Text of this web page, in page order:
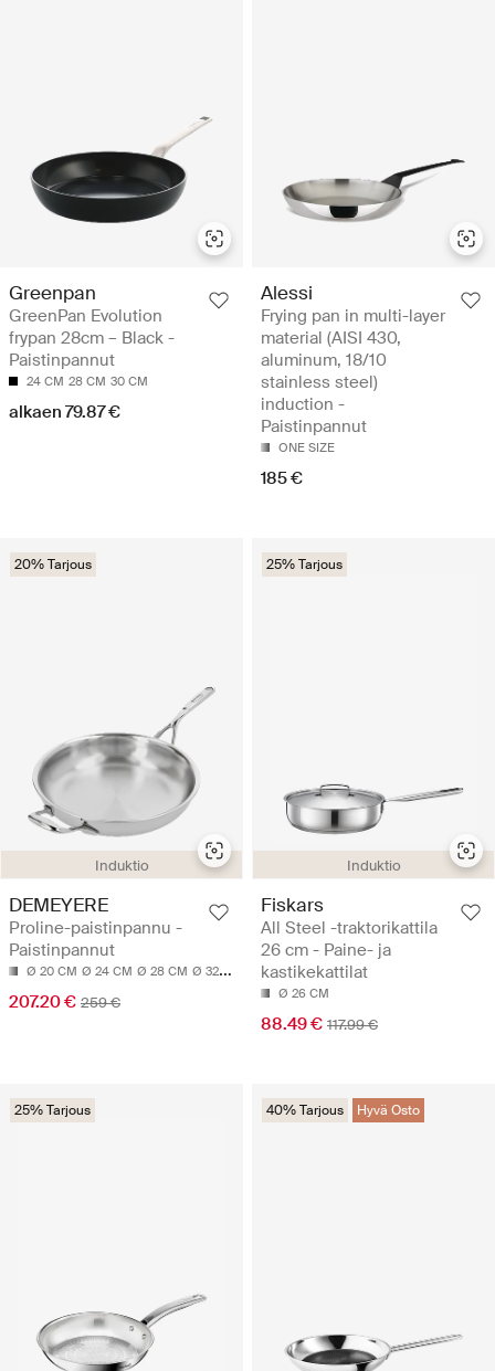
Greenpan
GreenPan Evolution
frypan 28cm – Black -
Paistinpannut
24 CM 28 CM 30 CM
alkaen 79.87 €
Alessi
Frying pan in multi-layer
material (AISI 430,
aluminum, 18/10
stainless steel)
induction -
Paistinpannut
ONE SIZE
185 €
Induktio
20% Tarjous
DEMEYERE
Proline-paistinpannu -
Paistinpannut
Ø 20 CM Ø 24 CM Ø 28 CM Ø 32 CM
207.20 € 259 €
Induktio
25% Tarjous
Fiskars
All Steel -traktorikattila
26 cm - Paine- ja
kastikekattilat
Ø 26 CM
88.49 € 117.99 €
25% Tarjous 40% Tarjous Hyvä Osto